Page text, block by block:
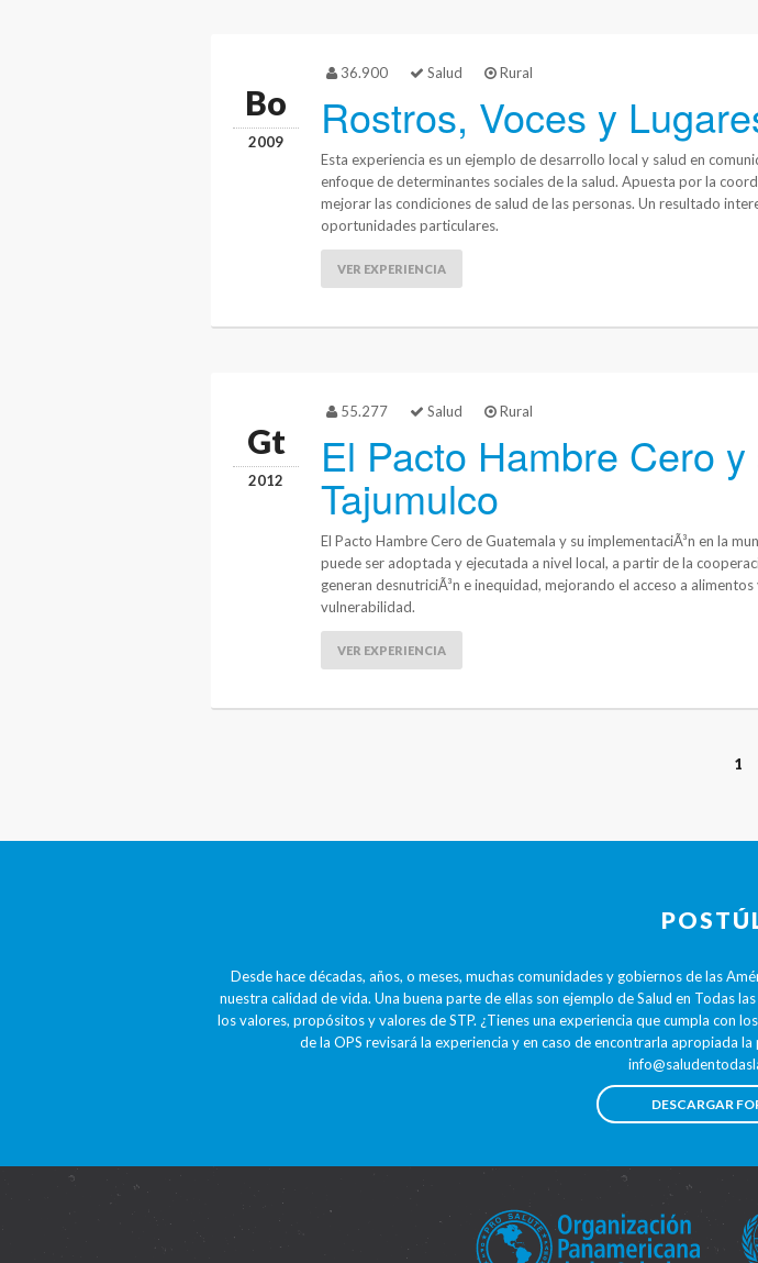
Bo
2009
36.900 Salud Rural
Rostros, Voces y
Esta experiencia es un ejemplo de desarrollo local y salud en
enfoque de determinantes sociales de la salud. Apuesta por la
mejorar las condiciones de salud de las personas. Un resultado
oportunidades particulares.
VER EXPERIENCIA
Gt
2012
55.277 Salud Rural
El Pacto Hambre Cero
Tajumulco
El Pacto Hambre Cero de Guatemala y su implementaciÃ³n en la
puede ser adoptada y ejecutada a nivel local, a partir de la
generan desnutriciÃ³n e inequidad, mejorando el acceso a
vulnerabilidad.
VER EXPERIENCIA
1
Desde hace décadas, años, o meses, muchas comunidades y gobiernos de las
nuestra calidad de vida. Una buena parte de ellas son ejemplo de Salud en Todas
los valores, propósitos y valores de STP. ¿Tienes una experiencia que cumpla con
de la OPS revisará la experiencia y en caso de encontrarla apropiada
DESCARGAR